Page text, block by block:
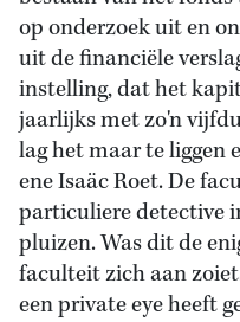
op onderzoek uit en
uit de financiële
instelling, dat het
jaarlijks met zo'n
lag het maar te liggen
ene Isaäc Roet. De
particuliere detective
pluizen. Was dit de
faculteit zich aan
een private eye heeft